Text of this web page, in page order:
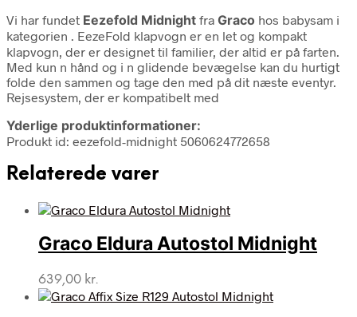
Vi har fundet Eezefold Midnight fra Graco hos babysam i
kategorien . EezeFold klapvogn er en let og kompakt
klapvogn, der er designet til familier, der altid er på farten.
Med kun n hånd og i n glidende bevægelse kan du hurtigt
folde den sammen og tage den med på dit næste eventyr.
Rejsesystem, der er kompatibelt med
Yderlige produktinformationer:
Produkt id: eezefold-midnight 5060624772658
Relaterede varer
Graco Eldura Autostol Midnight
639,00 kr.